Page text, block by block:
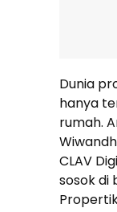
Dunia
hanya
rumah.
CLAV
sosok di